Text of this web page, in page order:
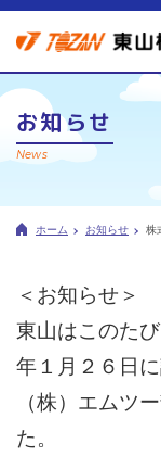
お知らせ
News
ホーム お知らせ 株
＜お知らせ＞
東山はこのた
年１月２６日
（株）エムツ
た。